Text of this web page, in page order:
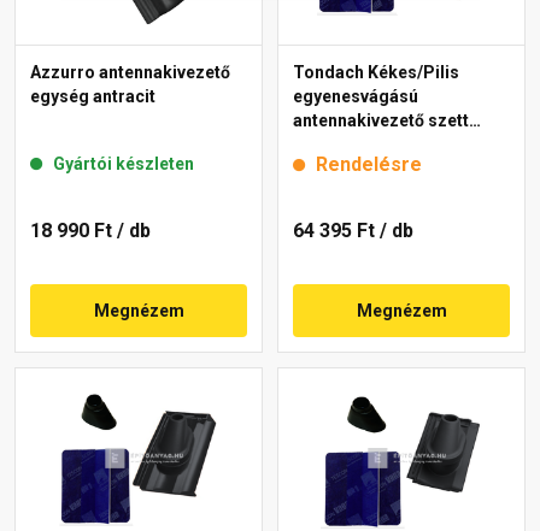
Azzurro antennakivezető
egység antracit
Gyártói készleten
18 990 Ft / db
Megnézem
Tondach Kékes/Pilis
egyenesvágású
antennakivezető szett
Rendelésre
64 395 Ft / db
Megnézem